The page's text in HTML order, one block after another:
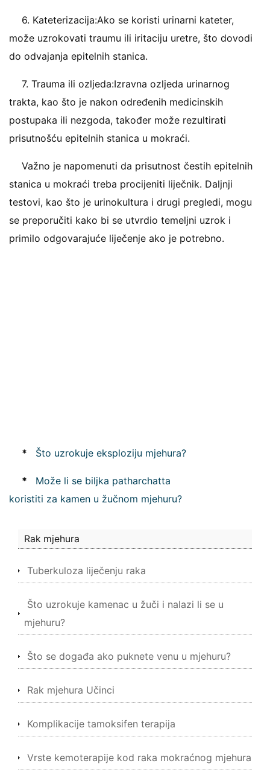
6. Kateterizacija:Ako se koristi urinarni kateter,
može uzrokovati traumu ili iritaciju uretre, što dovodi
do odvajanja epitelnih stanica.
7. Trauma ili ozljeda:Izravna ozljeda urinarnog
trakta, kao što je nakon određenih medicinskih
postupaka ili nezgoda, također može rezultirati
prisutnošću epitelnih stanica u mokraći.
Važno je napomenuti da prisutnost čestih epitelnih
stanica u mokraći treba procijeniti liječnik. Daljnji
testovi, kao što je urinokultura i drugi pregledi, mogu
se preporučiti kako bi se utvrdio temeljni uzrok i
primilo odgovarajuće liječenje ako je potrebno.
* Što uzrokuje eksploziju mjehura?
*
Može li se biljka patharchatta
koristiti za kamen u žučnom mjehuru?
Rak mjehura
Tuberkuloza liječenju raka
Što uzrokuje kamenac u žuči i nalazi li se u
mjehuru?
Što se događa ako puknete venu u mjehuru?
Rak mjehura Učinci
Komplikacije tamoksifen terapija
Vrste kemoterapije kod raka mokraćnog mjehura